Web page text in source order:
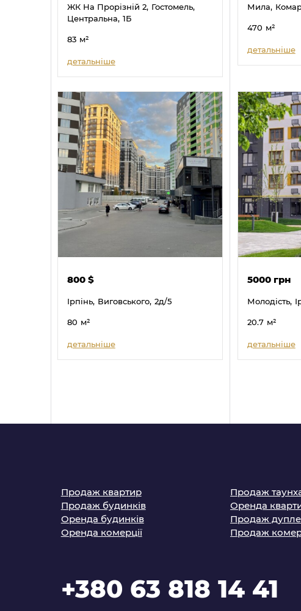
ЖК На Прорізній 2, Гостомель,
Центральна, 1Б
83 м²
детальніше
Мила,
470 м²
детальніше
800 $
Ірпінь, Виговського, 2д/5
80 м²
детальніше
5000 грн
Молодість,
20.7 м²
детальніше
Продаж квартир
Продаж
Продаж будинків
Оренда
Оренда будинків
Продаж
Оренда комерції
Продаж
+380 63 818 14 41